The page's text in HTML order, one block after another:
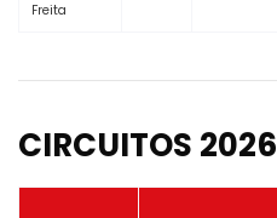
Freita
CIRCUITOS 2026